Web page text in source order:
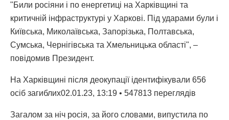
"Били росіяни і по енергетиці на Харківщині та
критичній інфраструктурі у Харкові. Під ударами були і
Київська, Миколаївська, Запорізька, Полтавська,
Сумська, Чернігівська та Хмельницька області", –
повідомив Президент.
На Харківщині після деокупації ідентифікували 656
осіб загиблих02.01.23, 13:19 • 547813 переглядiв
Загалом за ніч росія, за його словами, випустила по